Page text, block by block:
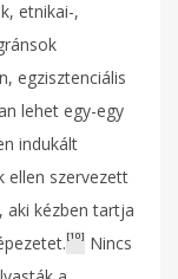
etnikai-,
egzisztenciális
lehet egy-egy
indukált
ellen szervezett
aki kézben tartja
[10] Nincs